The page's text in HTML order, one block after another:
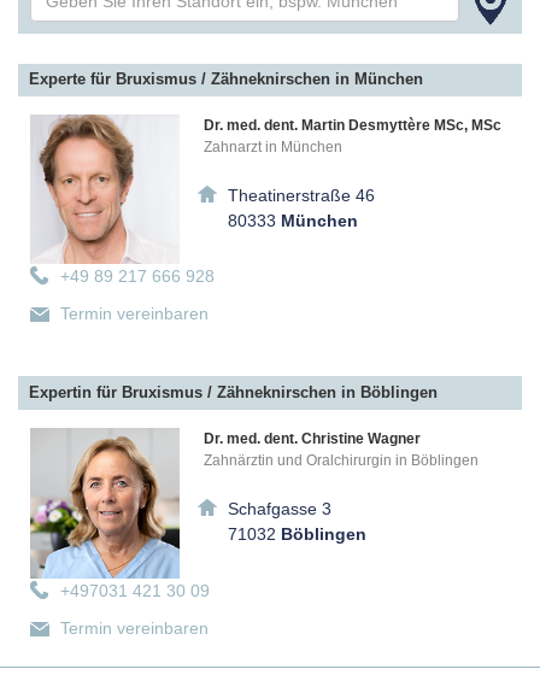
Experte für Bruxismus / Zähneknirschen in München
Dr. med. dent. Martin Desmyttère MSc, MSc
Zahnarzt in München
Theatinerstraße 46
80333 München
+49 89 217 666 928
Termin vereinbaren
Expertin für Bruxismus / Zähneknirschen in Böblingen
Dr. med. dent. Christine Wagner
Zahnärztin und Oralchirurgin in Böblingen
Schafgasse 3
71032 Böblingen
+497031 421 30 09
Termin vereinbaren